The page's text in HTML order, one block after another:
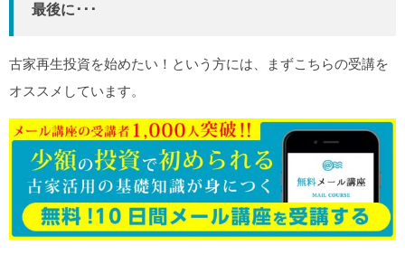
最後に･･･
古家再生投資を始めたい！という方には、まずこちらの受講を
オススメしています。